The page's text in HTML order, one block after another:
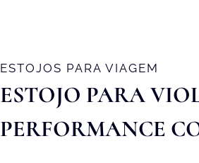
ESTOJOS PARA VIAGEM
ESTOJO PARA
PERFORMANCE